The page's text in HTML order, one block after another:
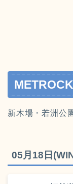
新木場・若洲公
05月18日